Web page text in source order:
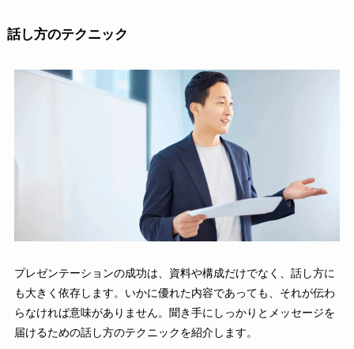
話し方のテクニック
プレゼンテーションの成功は、資料や構成だけでなく、話し方に
も大きく依存します。いかに優れた内容であっても、それが伝わ
らなければ意味がありません。聞き手にしっかりとメッセージを
届けるための話し方のテクニックを紹介します。